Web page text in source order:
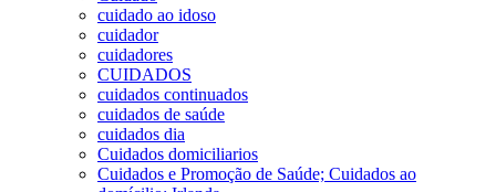
cuidado ao idoso
cuidador
cuidadores
CUIDADOS
cuidados continuados
cuidados de saúde
cuidados dia
Cuidados domiciliarios
Cuidados e Promoção de Saúde; Cuidados ao